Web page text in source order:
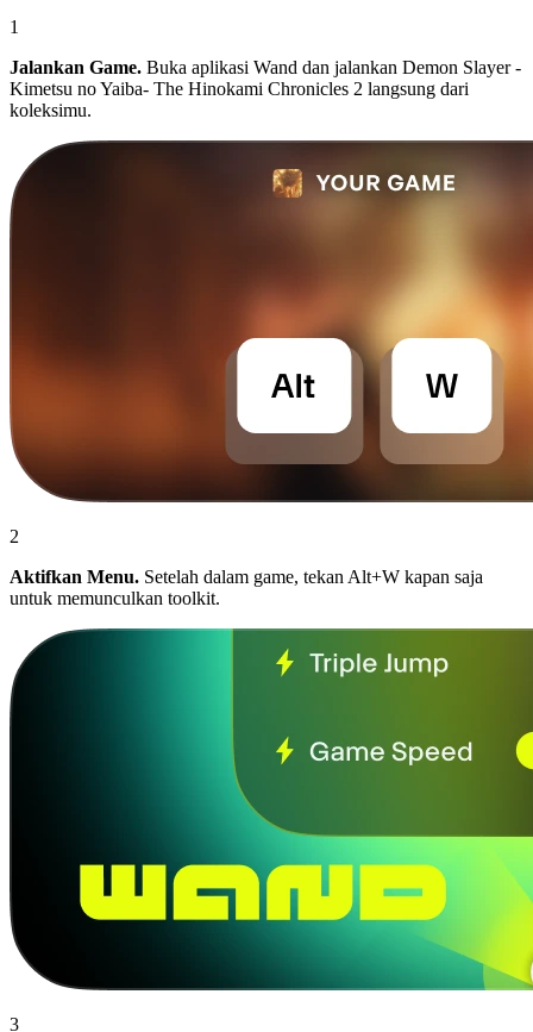
1
Jalankan Game. Buka aplikasi Wand dan jalankan Demon Slayer -
Kimetsu no Yaiba- The Hinokami Chronicles 2 langsung dari
koleksimu.
2
Aktifkan Menu. Setelah dalam game, tekan Alt+W kapan saja
untuk memunculkan toolkit.
3